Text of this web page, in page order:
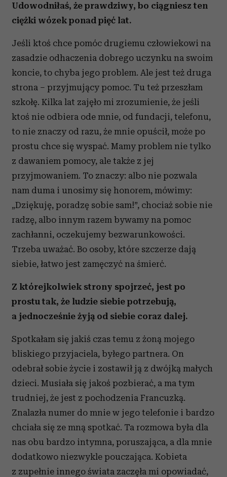
Udowodniłaś, że prawdziwy, bo ciągniesz ten
ciężki wózek ponad pięć lat.
Jeśli ktoś chce pomóc drugiemu człowiekowi na
zasadzie odhaczenia dobrego uczynku na swoim
koncie, to chyba jego problem. Ale jest też druga
strona – przyjmujący pomoc. Tu też przeszłam
szkołę. Kilka lat zajęło mi zrozumienie, że jeśli
ktoś nie odbiera ode mnie, od fundacji, telefonu,
to nie znaczy od razu, że mnie opuścił, może po
prostu chce się wyspać. Mamy problem nie tylko
z dawaniem pomocy, ale także z jej
przyjmowaniem. To znaczy: albo nie pozwala
nam duma i unosimy się honorem, mówimy:
„Dziękuję, poradzę sobie sam!”, chociaż sobie nie
radzę, albo innym razem bywamy na pomoc
zachłanni, oczekujemy bezwarunkowości.
Trzeba uważać. Bo osoby, które szczerze dają
siebie, łatwo jest zamęczyć na śmierć.
Z którejkolwiek strony spojrzeć, jest po
prostu tak, że ludzie siebie potrzebują,
a jednocześnie żyją od siebie coraz dalej.
Spotkałam się jakiś czas temu z żoną mojego
bliskiego przyjaciela, byłego partnera. On
odebrał sobie życie i zostawił ją z dwójką małych
dzieci. Musiała się jakoś pozbierać, a ma tym
trudniej, że jest z pochodzenia Francuzką.
Znalazła numer do mnie w jego telefonie i bardzo
chciała się ze mną spotkać. Ta rozmowa była dla
nas obu bardzo intymna, poruszająca, a dla mnie
dodatkowo niezwykle pouczająca. Kobieta
z zupełnie innego świata zaczęła mi opowiadać,